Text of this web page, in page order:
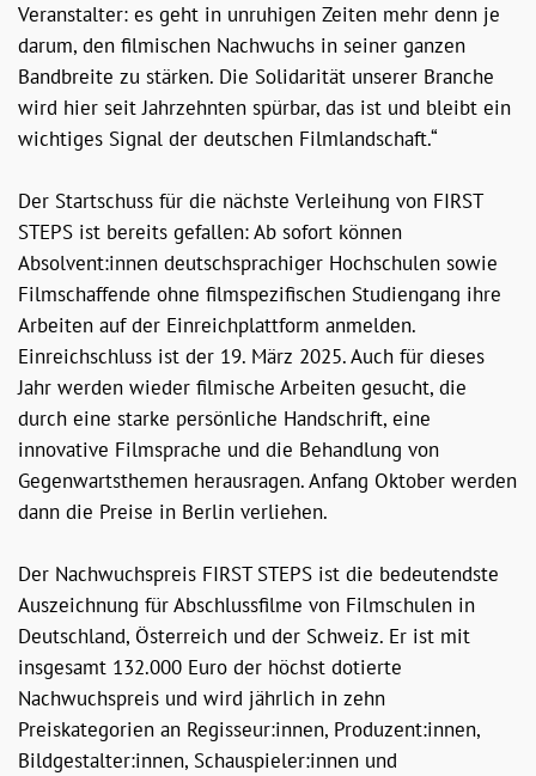
Veranstalter: es geht in unruhigen Zeiten mehr denn je
darum, den filmischen Nachwuchs in seiner ganzen
Bandbreite zu stärken. Die Solidarität unserer Branche
wird hier seit Jahrzehnten spürbar, das ist und bleibt ein
wichtiges Signal der deutschen Filmlandschaft.“
Der Startschuss für die nächste Verleihung von FIRST
STEPS ist bereits gefallen: Ab sofort können
Absolvent:innen deutschsprachiger Hochschulen sowie
Filmschaffende ohne filmspezifischen Studiengang ihre
Arbeiten auf der Einreichplattform anmelden.
Einreichschluss ist der 19. März 2025. Auch für dieses
Jahr werden wieder filmische Arbeiten gesucht, die
durch eine starke persönliche Handschrift, eine
innovative Filmsprache und die Behandlung von
Gegenwartsthemen herausragen. Anfang Oktober werden
dann die Preise in Berlin verliehen.
Der Nachwuchspreis FIRST STEPS ist die bedeutendste
Auszeichnung für Abschlussfilme von Filmschulen in
Deutschland, Österreich und der Schweiz. Er ist mit
insgesamt 132.000 Euro der höchst dotierte
Nachwuchspreis und wird jährlich in zehn
Preiskategorien an Regisseur:innen, Produzent:innen,
Bildgestalter:innen, Schauspieler:innen und